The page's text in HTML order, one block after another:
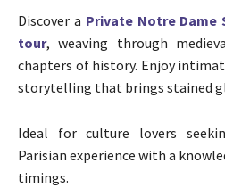
Discover a Private Notre Dame
tour, weaving through
chapters of history. Enjoy
storytelling that brings stained
Ideal for culture lovers
Parisian experience with a
timings.